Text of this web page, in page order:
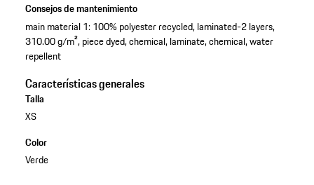
Consejos de mantenimiento
main material 1: 100% polyester recycled, laminated-2 layers,
310.00 g/m², piece dyed, chemical, laminate, chemical, water
repellent
Características generales
Talla
XS
Color
Verde